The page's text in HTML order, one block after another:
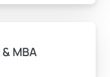
MBA